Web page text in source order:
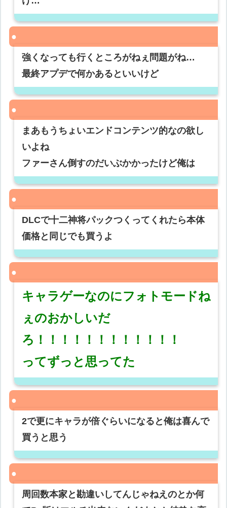
強くなっても行くところがねぇ問題がね…
最終アプデで何かあるといいけど
まあもうちょいエンドコンテンツ的なの欲し
いよね
ファーさん倒すのだいぶかかったけど俺は
DLCで十二神将パックつくってくれたら本体
価格と同じでも買うよ
キャラゲーなのにフォトモードね
ぇのおかしいだ
ろ！！！！！！！！！！！！
ってずっと思ってた
2で更にキャラが倍ぐらいになると俺は喜んで
買うと思う
周回数本家と勘違いしてんじゃねえのとか何